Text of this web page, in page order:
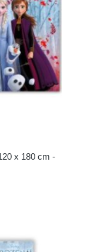
x 180 cm -